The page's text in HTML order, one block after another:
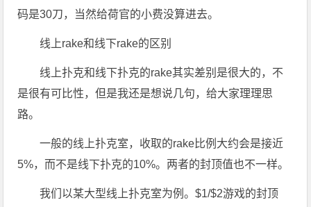
码是30刀，当然给荷官的小费没算进去。
线上rake和线下rake的区别
线上扑克和线下扑克的rake其实差别是很大的，不
是很有可比性，但是我还是想说几句，给大家理理思
路。
一般的线上扑克室，收取的rake比例大约会是接近
5%，而不是线下扑克的10%。两者的封顶值也不一样。
我们以某大型线上扑克室为例。$1/$2游戏的封顶